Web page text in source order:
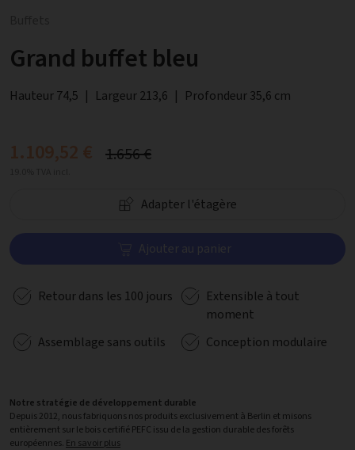
Grand buffet bleu
Hauteur 74,5 | Largeur 213,6 | Profondeur 35,6 cm
1.109,52 € 1.656 €
Adapter l'étagère
Ajouter au panier
Retour dans les 100 jours
Extensible à tout
moment
Assemblage sans outils
Conception modulaire
Notre stratégie de développement durable
Depuis 2012, nous fabriquons nos produits exclusivement à Berlin et misons
entièrement sur le bois certifié PEFC issu de la gestion durable des forêts
européennes. En savoir plus